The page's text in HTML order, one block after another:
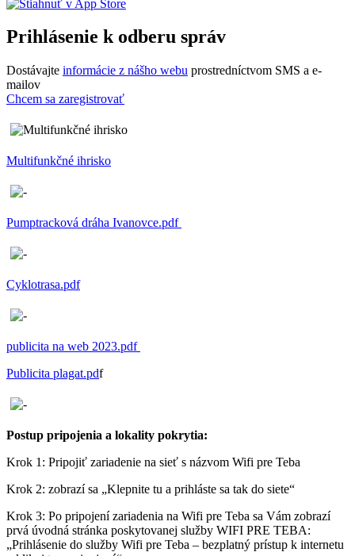
Prihlásenie k odberu správ
Dostávajte informácie z nášho webu prostredníctvom SMS a e-
mailov
Chcem sa zaregistrovať
Multifunkčné ihrisko
Pumptracková dráha Ivanovce.pdf
Cyklotrasa.pdf
publicita na web 2023.pdf
Publicita plagat.pdf
Postup pripojenia a lokality pokrytia:
Krok 1: Pripojiť zariadenie na sieť s názvom Wifi pre Teba
Krok 2: zobrazí sa „Klepnite tu a prihláste sa tak do siete“
Krok 3: Po pripojení zariadenia na Wifi pre Teba sa Vám zobrazí
prvá úvodná stránka poskytovanej služby WIFI PRE TEBA:
„Prihlásenie do služby Wifi pre Teba – bezplatný prístup k internetu